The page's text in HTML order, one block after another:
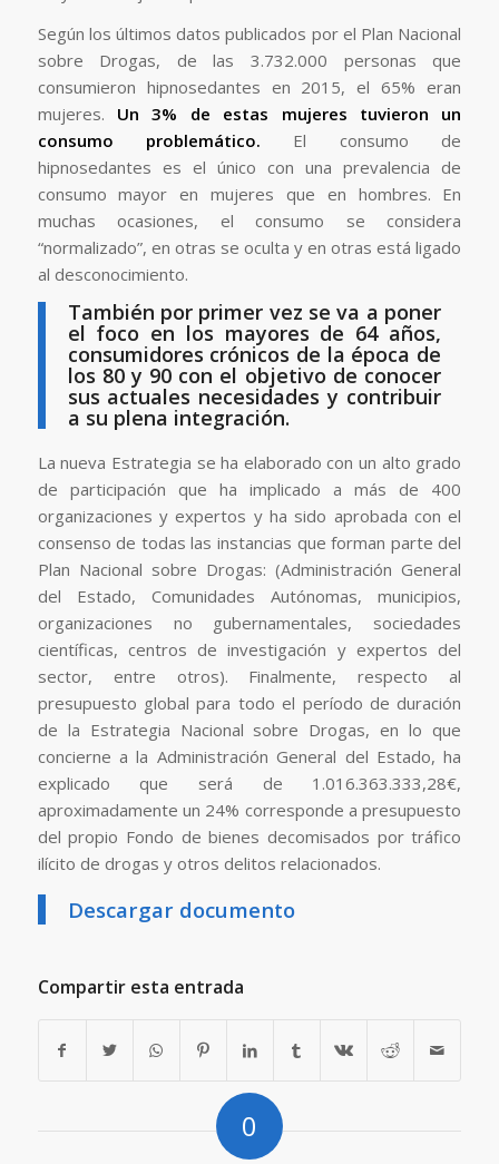
Según los últimos datos publicados por el Plan Nacional
sobre Drogas, de las 3.732.000 personas que
consumieron hipnosedantes en 2015, el 65% eran
mujeres. Un 3% de estas mujeres tuvieron un
consumo problemático. El consumo de
hipnosedantes es el único con una prevalencia de
consumo mayor en mujeres que en hombres. En
muchas ocasiones, el consumo se considera
“normalizado”, en otras se oculta y en otras está ligado
al desconocimiento.
También por primer vez se va a poner
el foco en los mayores de 64 años,
consumidores crónicos de la época de
los 80 y 90 con el objetivo de conocer
sus actuales necesidades y contribuir
a su plena integración.
La nueva Estrategia se ha elaborado con un alto grado
de participación que ha implicado a más de 400
organizaciones y expertos y ha sido aprobada con el
consenso de todas las instancias que forman parte del
Plan Nacional sobre Drogas: (Administración General
del Estado, Comunidades Autónomas, municipios,
organizaciones no gubernamentales, sociedades
científicas, centros de investigación y expertos del
sector, entre otros). Finalmente, respecto al
presupuesto global para todo el período de duración
de la Estrategia Nacional sobre Drogas, en lo que
concierne a la Administración General del Estado, ha
explicado que será de 1.016.363.333,28€,
aproximadamente un 24% corresponde a presupuesto
del propio Fondo de bienes decomisados por tráfico
ilícito de drogas y otros delitos relacionados.
Descargar documento
Compartir esta entrada
0